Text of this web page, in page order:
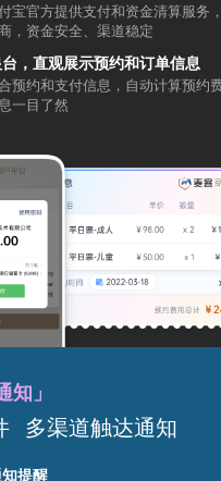
宝官方提供支付和资金清算服务
，资金安全、渠道稳定
，直观展示预约和订单信息
预约和支付信息，自动计算预约
一目了然
知」
多渠道触达通知
提醒